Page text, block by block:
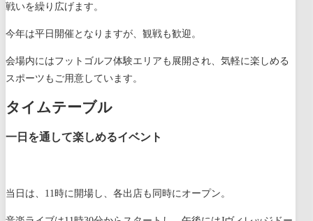
戦いを繰り広げます。
今年は平日開催となりますが、観戦も歓迎。
会場内にはフットゴルフ体験エリアも展開され、気軽に楽しめる
スポーツもご用意しています。
タイムテーブル
一日を通して楽しめるイベント
当日は、11時に開場し、各出店も同時にオープン。